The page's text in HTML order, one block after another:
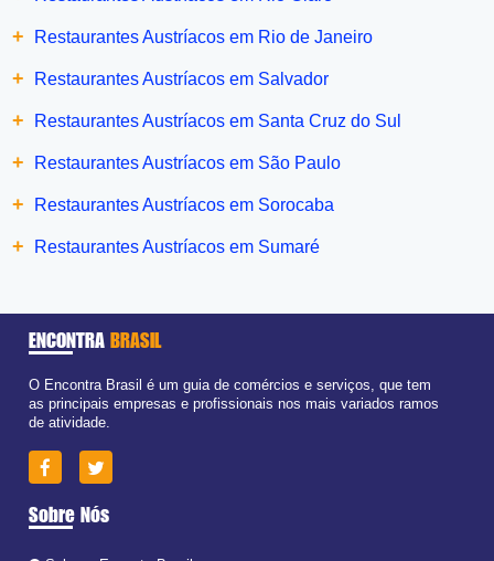
+ Restaurantes Austríacos em Rio de Janeiro
+ Restaurantes Austríacos em Salvador
+ Restaurantes Austríacos em Santa Cruz do Sul
+ Restaurantes Austríacos em São Paulo
+ Restaurantes Austríacos em Sorocaba
+ Restaurantes Austríacos em Sumaré
ENCONTRA BRASIL
O Encontra Brasil é um guia de comércios e serviços, que tem
as principais empresas e profissionais nos mais variados ramos
de atividade.
Sobre Nós